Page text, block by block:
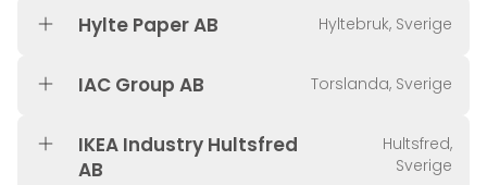
Hylte Paper AB Hyltebruk, Sverige
IAC Group AB Torslanda, Sverige
IKEA Industry Hultsfred
AB
Hultsfred,
Sverige